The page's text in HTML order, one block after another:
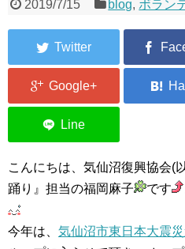
2019/7/15 blog, ボラン
こんにちは、気仙沼復興協会
踊り』担当の福岡麻子
です
今年は、 気仙沼市東日本大震
福祉事業
埋蔵発掘/資料整備事業
2026年3月11日捜索活動
集中捜索活動の記録
ボランティアさん集合写真